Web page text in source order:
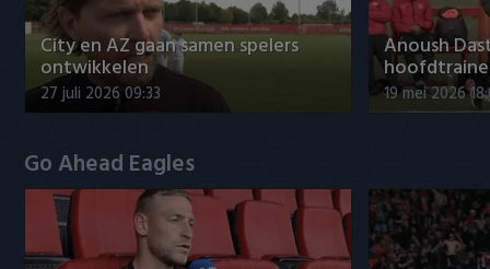
City en AZ gaan samen spelers
ontwikkelen
27 juli 2026 09:33
Anoush
19 mei 2026
Go Ahead Eagles